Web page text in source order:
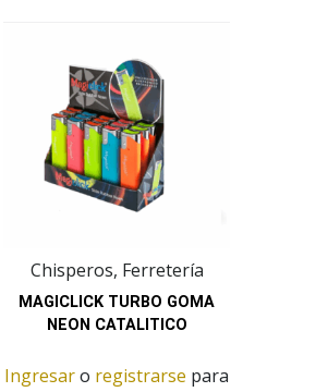
Chisperos, Ferretería
MAGICLICK TURBO GOMA
NEON CATALITICO
Ingresaro registrarse para